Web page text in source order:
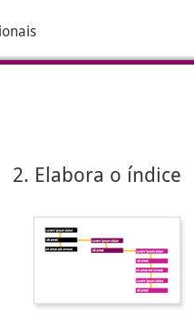
2. Elabora o índice